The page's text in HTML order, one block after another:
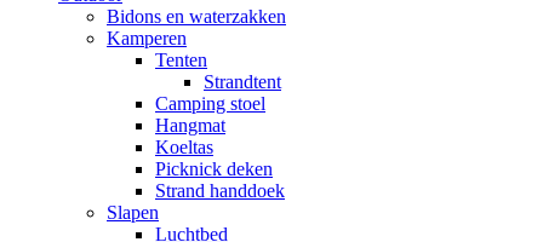
Bidons en waterzakken
Kamperen
Tenten
Strandtent
Camping stoel
Hangmat
Koeltas
Picknick deken
Strand handdoek
Slapen
Luchtbed